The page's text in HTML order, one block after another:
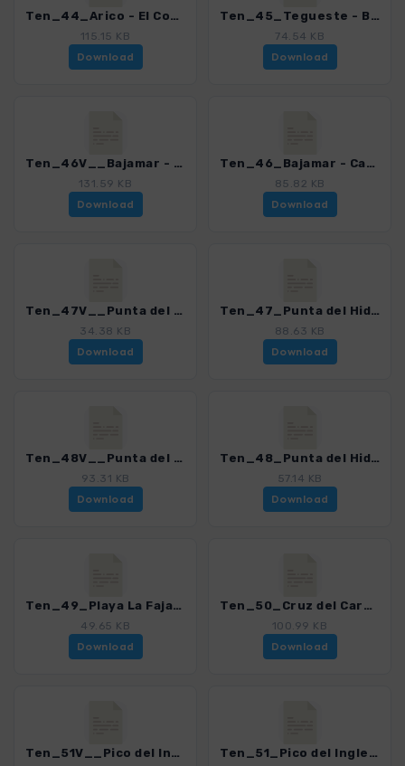
Ten_44_Arico - El Contador_4016_15.gpx
115.15 KB
Download
Ten_45_Tegueste - Bajamar_4016_15.gpx
74.54 KB
Download
Ten_46V__Bajamar - Tegueste_4016_15.gpx
131.59 KB
Download
Ten_46_Bajamar - Casa Fuset - Punta Hidalgo_4016_15.gpx
85.82 KB
Download
Ten_47V__Punta del Hidalgo - Batan de Abajo via Barranco_4016_15.gpx
34.38 KB
Download
Ten_47_Punta del Hidalgo - Batan de Abajo_4016_15.gpx
88.63 KB
Download
Ten_48V__Punta del Hidaldo - Chinamada - Las Carboneras - Punta del Hidalgo_4016_15.gpx
93.31 KB
Download
Ten_48_Punta del Hidaldo - Chinamada - Las Carboneras_4016_15.gpx
57.14 KB
Download
Ten_49_Playa La Fajana_4016_15.gpx
49.65 KB
Download
Ten_50_Cruz del Carmen - Chinamada_4016_15.gpx
100.99 KB
Download
Ten_51V__Pico del Ingles - Casa Santiago_4016_15.gpx Ten_51_Pico del Ingles - Santa Cruz_4016_15.gpx